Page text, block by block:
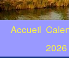
Accueil
2026